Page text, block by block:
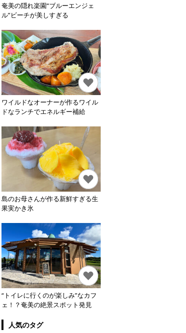
奄美の隠れ楽園“ブルーエンジェ
ル”ビーチが美しすぎる
ワイルドなオーナーが作るワイル
ドなランチでエネルギー補給
島のお母さんが作る新鮮すぎる生
果実かき氷
“トイレに行くのが楽しみ”なカフ
ェ！？奄美の絶景スポット発見
人気のタグ